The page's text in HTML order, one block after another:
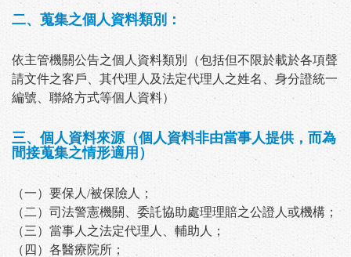
二、蒐集之個人資料類別：
依主管機關公告之個人資料類別（包括但不限於載於各項聲
請文件之客戶、其代理人及法定代理人之姓名、身分證統一
編號、聯絡方式等個人資料）
三、個人資料來源（個人資料非由當事人提供，而為
間接蒐集之情形適用）
（一）要保人/被保險人；
（二）司法警憲機關、委託協助處理理賠之公證人或機構；
（三）當事人之法定代理人、輔助人；
（四）各醫療院所；